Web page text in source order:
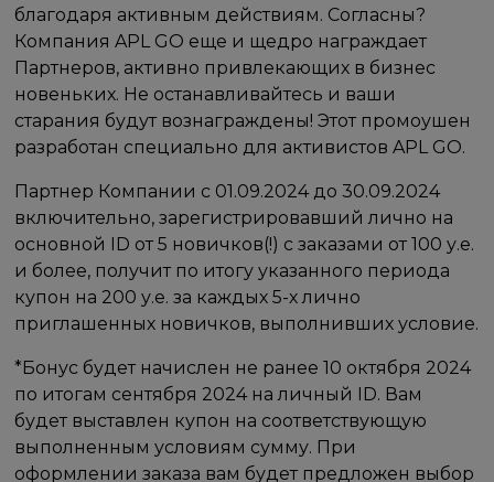
благодаря активным действиям. Согласны?
Компания APL GO еще и щедро награждает
Партнеров, активно привлекающих в бизнес
новеньких. Не останавливайтесь и ваши
старания будут вознаграждены! Этот промоушен
разработан специально для активистов APL GO.
Партнер Компании с 01.09.2024 до 30.09.2024
включительно, зарегистрировавший лично на
основной ID от 5 новичков(!) с заказами от 100 у.е.
и более, получит по итогу указанного периода
купон на 200 у.е. за каждых 5-х лично
приглашенных новичков, выполнивших условие.
*Бонус будет начислен не ранее 10 октября 2024
по итогам сентября 2024 на личный ID. Вам
будет выставлен купон на соответствующую
выполненным условиям сумму. При
оформлении заказа вам будет предложен выбор